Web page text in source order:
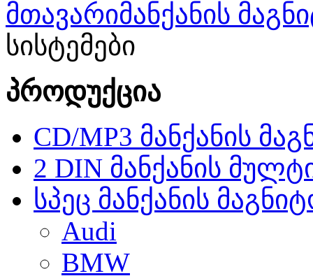
მთავარიმანქანის
სისტემები
პროდუქცია
CD/MP3 მანქანის
2 DIN მანქანის
სპეც მანქანის
Audi
BMW